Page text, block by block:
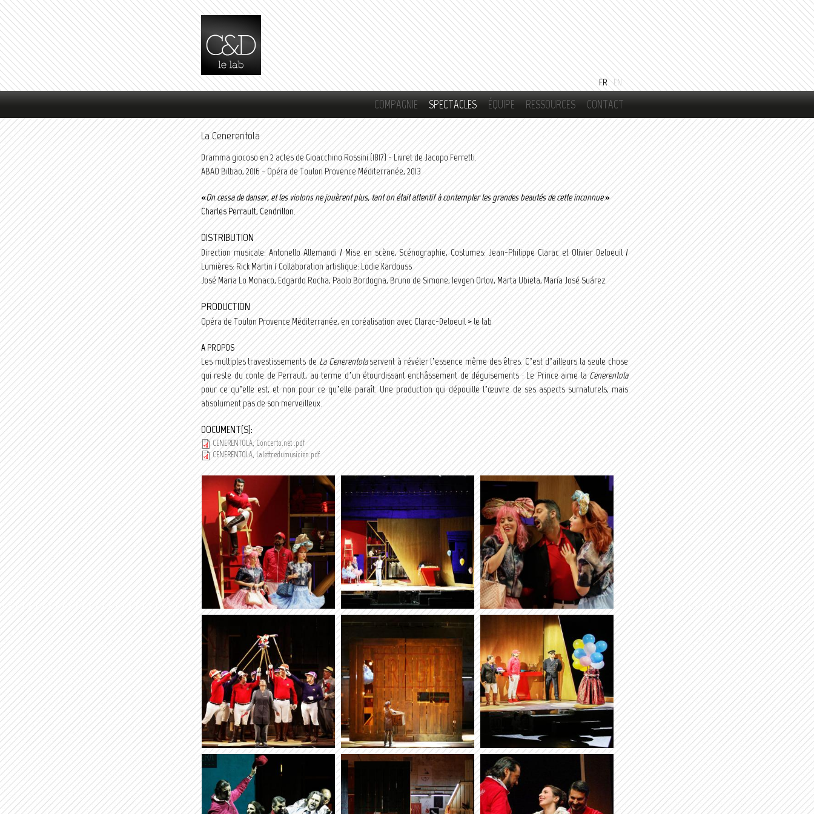
Aller au
contenu
principal
FR EN
COMPAGNIE SPECTACLES ÉQUIPE RESSOURCES CONTACT
La Cenerentola
Dramma giocoso en 2 actes de Gioacchino Rossini (1817) - Livret de Jacopo Ferretti.
ABAO Bilbao,2016 - Opéra de Toulon Provence Méditerranée, 2013
«On cessa de danser, et les violons ne jouèrent plus, tant on était attentif à contempler les grandes beautés de cette inconnue.»
Charles Perrault, Cendrillon.
DISTRIBUTION
Direction musicale: Antonello Allemandi / Mise en scène, Scénographie, Costumes: Jean-Philippe Clarac et Olivier Deloeuil /
Lumières: Rick Martin / Collaboration artistique: Lodie Kardouss
José Maria Lo Monaco, Edgardo Rocha, Paolo Bordogna, Bruno de Simone, Ievgen Orlov, Marta Ubieta, María José Suárez
PRODUCTION
Opéra de Toulon Provence Méditerranée, en coréalisation avec Clarac-Deloeuil > le lab
A PROPOS
Les multiples travestissements de La Cenerentolaservent à révéler l’essence même des êtres. C’est d’ailleurs la seule chose
qui reste du conte de Perrault, au terme d’un étourdissant enchâssement de déguisements : Le Prince aime laCenerentola
pour ce qu’elle est, et non pour ce qu’elle paraît. Une production qui dépouille l’œuvre de ses aspects surnaturels, mais
absolument pas de son merveilleux.
DOCUMENT(S):
CENERENTOLA, Concerto.net .pdf
CENERENTOLA, Lalettredumusicien.pdf